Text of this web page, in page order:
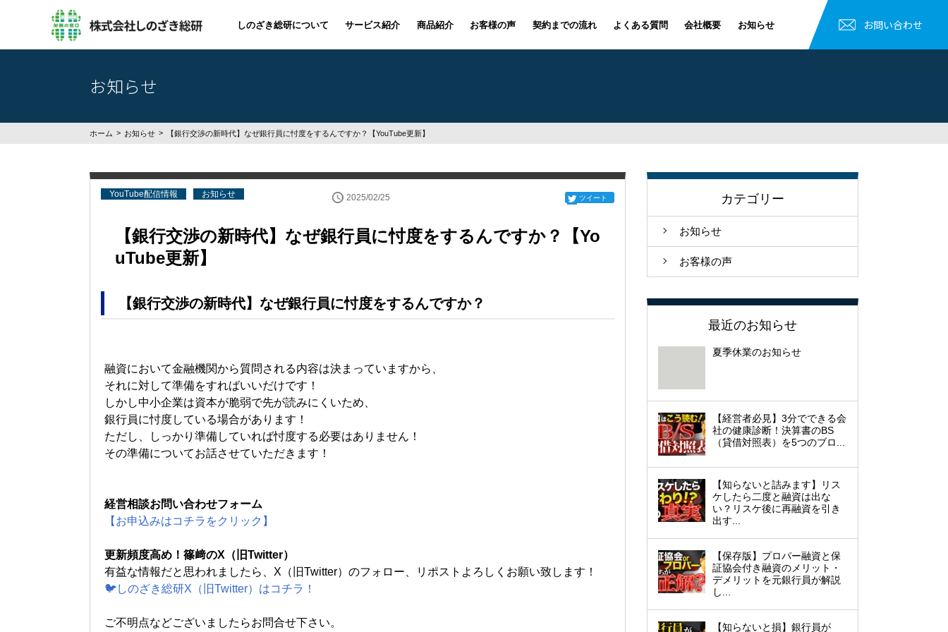
しのざき総研について サービス紹介 商品紹介 お客様の声 契約までの流れ よくある質問 会社概要 お知らせ お問い合わせ
お知らせ
ホーム お知らせ 【銀行交渉の新時代】なぜ銀行員に忖度をするんですか？【YouTube更新】
YouTube配信情報 お知らせ 2025/02/25 ツイート
【銀行交渉の新時代】なぜ銀行員に忖度をするんですか？【Yo
uTube更新】
【銀行交渉の新時代】なぜ銀行員に忖度をするんですか？
融資において金融機関から質問される内容は決まっていますから、
それに対して準備をすればいいだけです！
しかし中小企業は資本が脆弱で先が読みにくいため、
銀行員に忖度している場合があります！
ただし、しっかり準備していれば忖度する必要はありません！
その準備についてお話させていただきます！
経営相談お問い合わせフォーム
【お申込みはコチラをクリック】
更新頻度高め！篠﨑のX（旧Twitter）
有益な情報だと思われましたら、X（旧Twitter）のフォロー、リポストよろしくお願い致します！
🐦しのざき総研X（旧Twitter）はコチラ！
ご不明点などございましたらお問合せ下さい。
カテゴリー
お知らせ
お客様の声
最近のお知らせ
夏季休業のお知らせ
【経営者必見】3分でできる会
社の健康診断！決算書のBS
（貸借対照表）を5つのブロ...
【知らないと詰みます】リス
ケしたら二度と融資は出な
い？リスケ後に再融資を引き
出す...
【保存版】プロパー融資と保
証協会付き融資のメリット・
デメリットを元銀行員が解説
し...
【知らないと損】銀行員が